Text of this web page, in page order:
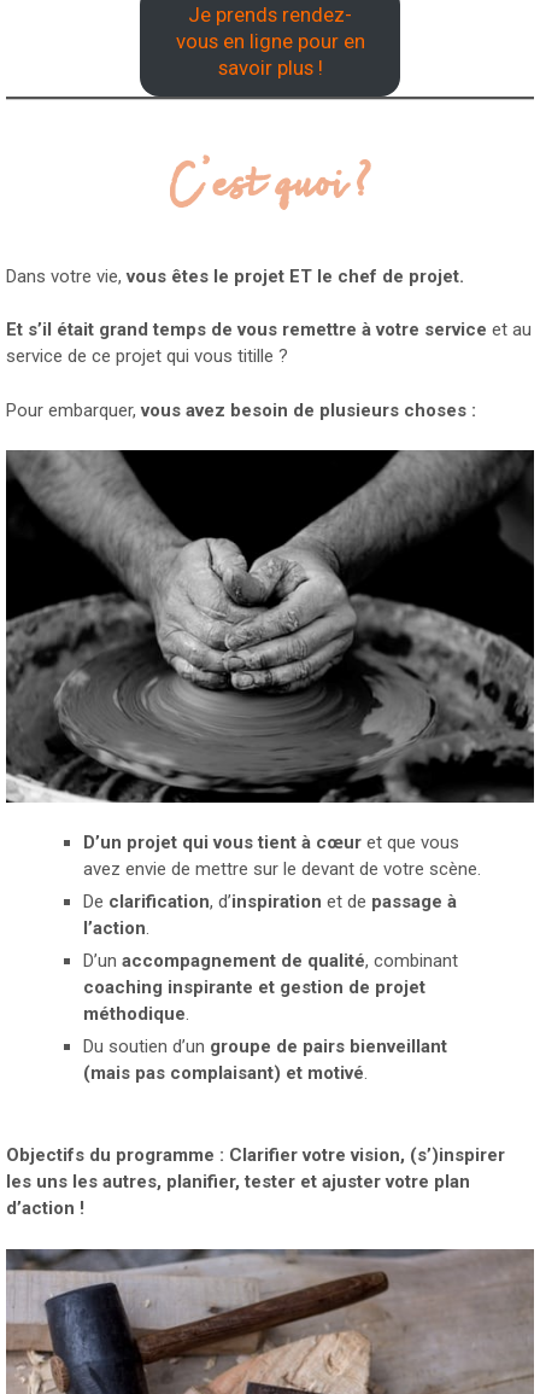
Je prends rendez-
vous en ligne pour en
savoir plus !
C’est quoi ?
Dans votre vie,vous êtes le projet ET le chef de projet.
Et s’il était grand temps de vous remettre à votre service et au
service de ce projet qui vous titille ?
Pour embarquer,vous avez besoin de plusieurs choses :
D’un projet qui vous tient à cœuret que vous
avez envie de mettre sur le devant de votre scène.
De clarification, d’inspiration et de passage à
l’action.
D’un accompagnement de qualité, combinant
coaching inspirante et gestion de projet
méthodique.
Du soutien d’un groupe de pairs bienveillant
(mais pas complaisant) et motivé.
Objectifs du programme : Clarifier votre vision, (s’)inspirer
les uns les autres, planifier, tester et ajuster votre plan
d’action !